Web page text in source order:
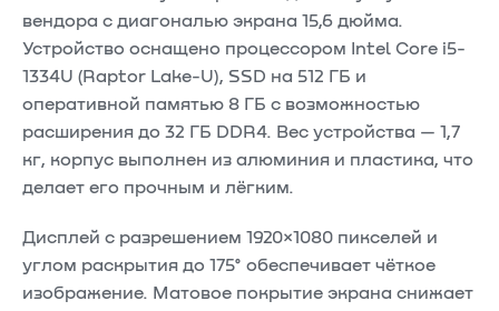
вендора с диагональю экрана 15,6 дюйма.
Устройство оснащено процессором Intel Core i5-
1334U (Raptor Lake-U), SSD на 512 ГБ и
оперативной памятью 8 ГБ с возможностью
расширения до 32 ГБ DDR4. Вес устройства — 1,7
кг, корпус выполнен из алюминия и пластика, что
делает его прочным и лёгким.​
Дисплей с разрешением 1920×1080 пикселей и
углом раскрытия до 175° обеспечивает чёткое
изображение. Матовое покрытие экрана снижает